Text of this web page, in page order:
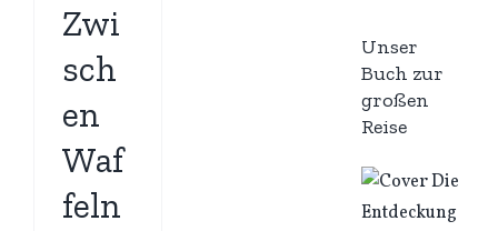
Zwi
sch
en
Waf
feln
Unser
Buch zur
großen
Reise